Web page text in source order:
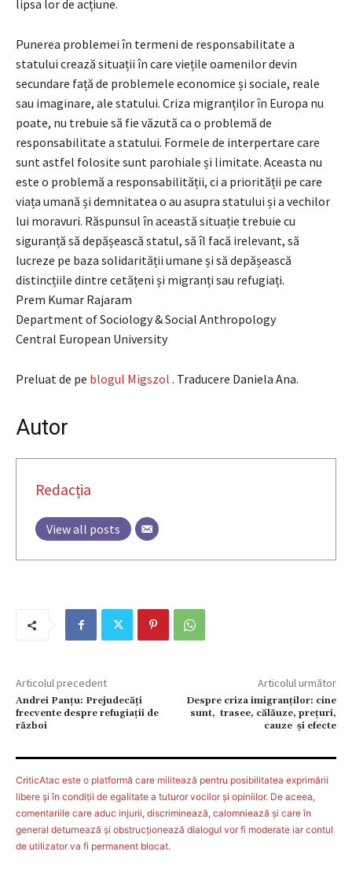
lipsa lor de acțiune.
Punerea problemei în termeni de responsabilitate a
statului crează situații în care viețile oamenilor devin
secundare față de problemele economice și sociale, reale
sau imaginare, ale statului. Criza migranților în Europa nu
poate, nu trebuie să fie văzută ca o problemă de
responsabilitate a statului. Formele de interpertare care
sunt astfel folosite sunt parohiale și limitate. Aceasta nu
este o problemă a responsabilității, ci a priorității pe care
viața umană și demnitatea o au asupra statului și a vechilor
lui moravuri. Răspunsul în această situație trebuie cu
siguranță să depășească statul, să îl facă irelevant, să
lucreze pe baza solidarității umane și să depășească
distincțiile dintre cetățeni și migranți sau refugiați.
Prem Kumar Rajaram
Department of Sociology & Social Anthropology
Central European University
Preluat de pe blogul Migszol . Traducere Daniela Ana.
Autor
Redacția
View all posts
Articolul precedent
Andrei Panțu: Prejudecăți
frecvente despre refugiații de
război
Articolul următor
Despre criza imigranților: cine
sunt, trasee, călăuze, preţuri,
cauze şi efecte
CriticAtac este o platformă care militează pentru posibilitatea exprimării
libere şi în condiţii de egalitate a tuturor vocilor şi opiniilor. De aceea,
comentariile care aduc injurii, discriminează, calomniează şi care în
general deturnează şi obstrucţionează dialogul vor fi moderate iar contul
de utilizator va fi permanent blocat.